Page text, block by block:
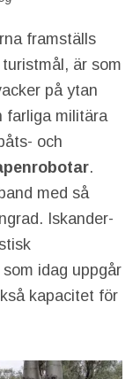
framställs
är som
på ytan
farliga militära
och
.
med så
Iskander-
idag uppgår
kapacitet för